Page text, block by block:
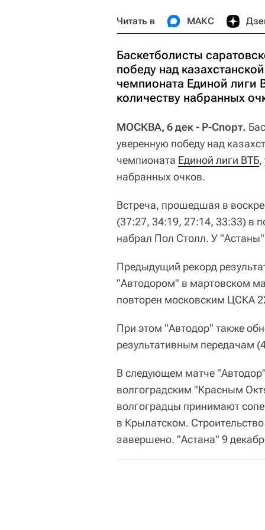
Читать в МАКС
Баскетболисты
победу над
чемпионата Единой лиги
количеству набранных
МОСКВА, 6 дек - Р-Спорт.
уверенную победу над
чемпионата Единой лиги ВТБ,
набранных очков.
Встреча, прошедшая в
(37:27, 34:19, 27:14, 33:33) в
набрал Пол Столл. У
Предыдущий рекорд
"Автодором" в мартовском
повторен московским ЦСКА
При этом "Автодор" также
результативным передачам
В следующем матче
волгоградским "Красным
волгоградцы принимают
в Крылатском.
завершено. "Астана" 9